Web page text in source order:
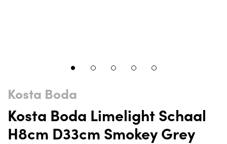
Kosta Boda
Kosta Boda Limelight Schaal
H8cm D33cm Smokey Grey